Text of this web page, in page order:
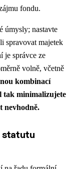
fondu.
úmysly; nastavte
spravovat majetek
je správce ze
volně, včetně
kombinací
tak minimalizujete
nevhodně.
statutu